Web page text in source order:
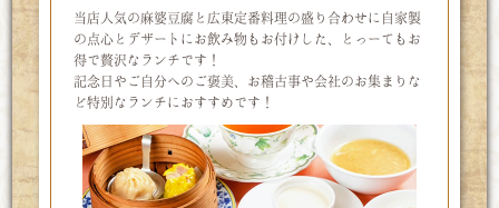
当店人気の麻婆豆腐と広東定番料理の盛り合わせに自家製
の点心とデザートに お飲み物もお付けした、とっーてもお
得で贅沢なランチです！
記念日やご自分へのご褒美、お稽古事や会社のお集まりな
ど特別なランチにおすすめです！